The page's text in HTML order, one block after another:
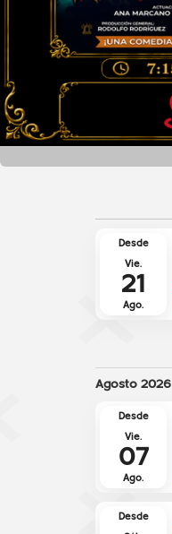
Desde
Vie.
21
Ago.
Agosto 2026
Desde
Vie.
07
Ago.
Desde